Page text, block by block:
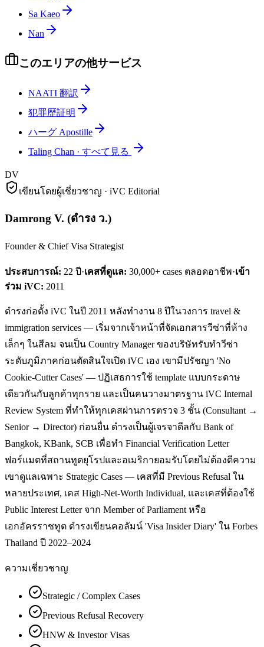
Sa Kaeo
Nan
このエリアの他サービス
NAATI 翻訳
犯罪歴証明
ハーグ Apostille
Taling Chan · すべて見る
DV
เขียนโดยผู้เชี่ยวชาญ · iVC Editorial
Damrong V. (ดำรง ว.)
Founder & Chief Visa Strategist
ประสบการณ์: 22 ปี·เคสที่ดูแล: 30,000+ cases ตลอดอาชีพ·เข้า
ร่วม iVC: 2011
ดำรงก่อตั้ง iVC ในปี 2011 หลังทำงาน 8 ปีในวงการ travel &
immigration services — เริ่มจากเจ้าหน้าที่จัดเอกสารวีซ่าที่ห้าง
เล็กๆ ในสีลม จนเป็น Country Manager ของบริษัทรับทำวีซ่า
ระดับภูมิภาคก่อนตัดสินใจเปิด iVC เอง เขามีปรัชญา 'No
Cookie-Cutter Cases' — ปฏิเสธการใช้ template แบบกระดาษ
เดียวกันกับลูกค้าทุกราย และเป็นคนวางมาตรฐาน iVC Internal
Review System ที่ทำให้ทุกเคสผ่านการตรวจ 3 ชั้น (Consultant →
Senior → Director) ก่อนยื่น ดำรงเป็นผู้เจรจาดีลกับ Bank of
Bangkok, KBank, SCB เพื่อทำ Financial Verification Letter
ฟอร์แมตที่สถานทูตยุโรปและอเมริกายอมรับโดยไม่ต้องตีความ
เขาดูแลเฉพาะ Strategic Cases — เคสที่มี Previous Refusal ใน
หลายประเทศ, เคส High-Net-Worth Individual, และเคสที่ต้องใช้
Public Interest Letter จาก Member of Parliament หรือ
เอกอัครราชทูต ดำรงเขียนคอลัมน์ 'Visa Insider Diary' ใน Forbes
Thailand ปี 2022–2024
ความเชี่ยวชาญ
Strategic / Complex Cases
Previous Refusal Recovery
HNW & Investor Visas